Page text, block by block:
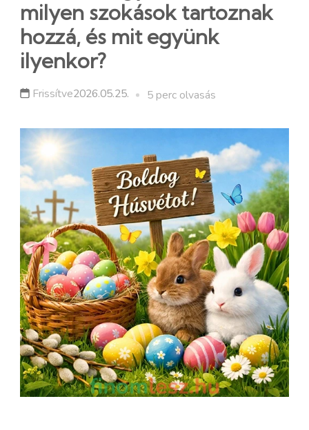
milyen szokások tartoznak
hozzá, és mit együnk
ilyenkor?
Frissítve2026.05.25. 5 perc olvasás